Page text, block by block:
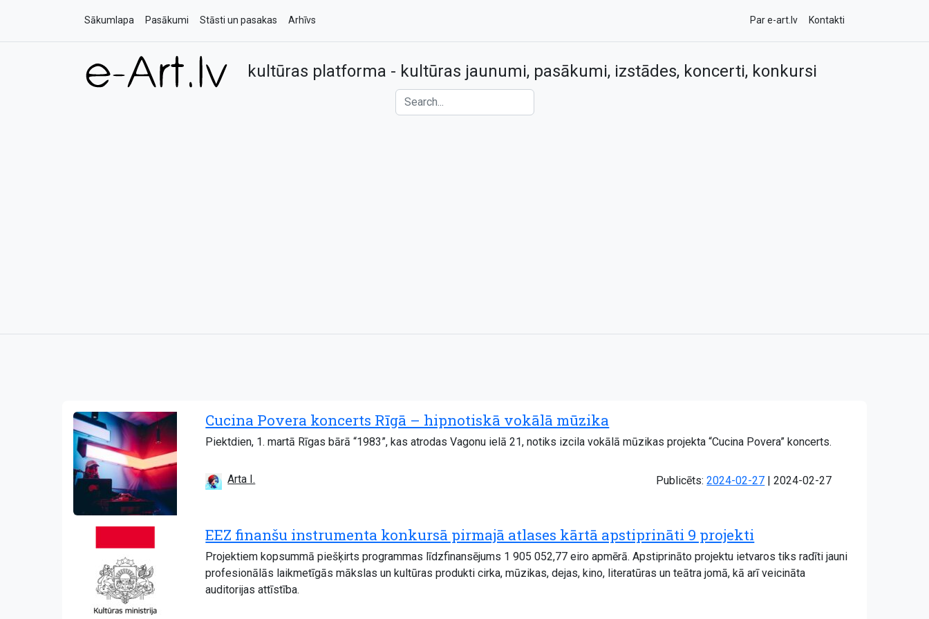
Sākumlapa Pasākumi Stāsti un pasakas Arhīvs Par e-art.lv Kontakti
kultūras platforma - kultūras jaunumi, pasākumi, izstādes, koncerti, konkursi
Cucina Povera koncerts Rīgā – hipnotiskā vokālā mūzika
Piektdien, 1. martā Rīgas bārā “1983”, kas atrodas Vagonu ielā 21, notiks izcila vokālā mūzikas projekta “Cucina Povera” koncerts.
Arta I. Publicēts:2024-02-27 |Atjaunots:
2024-02-27
EEZ finanšu instrumenta konkursā pirmajā atlases kārtā apstiprināti 9 projekti
Projektiem kopsummā piešķirts programmas līdzfinansējums 1 905 052,77 eiro apmērā. Apstiprināto projektu ietvaros tiks radīti jauni
profesionālās laikmetīgās mākslas un kultūras produkti cirka, mūzikas, dejas, kino, literatūras un teātra jomā, kā arī veicināta
auditorijas attīstība.